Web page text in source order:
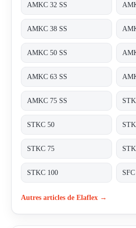
AMKC 32 SS
AMKC 38 SS
AMKC 50 SS
AMKC 63 SS
AMKC 75 SS
STKC 50
STKC 75
STKC 100
Autres articles de Elaflex →